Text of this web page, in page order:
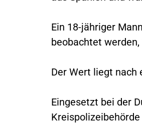
Ein 18-jähriger
beobachtet
Der Wert liegt nach
Eingesetzt bei der